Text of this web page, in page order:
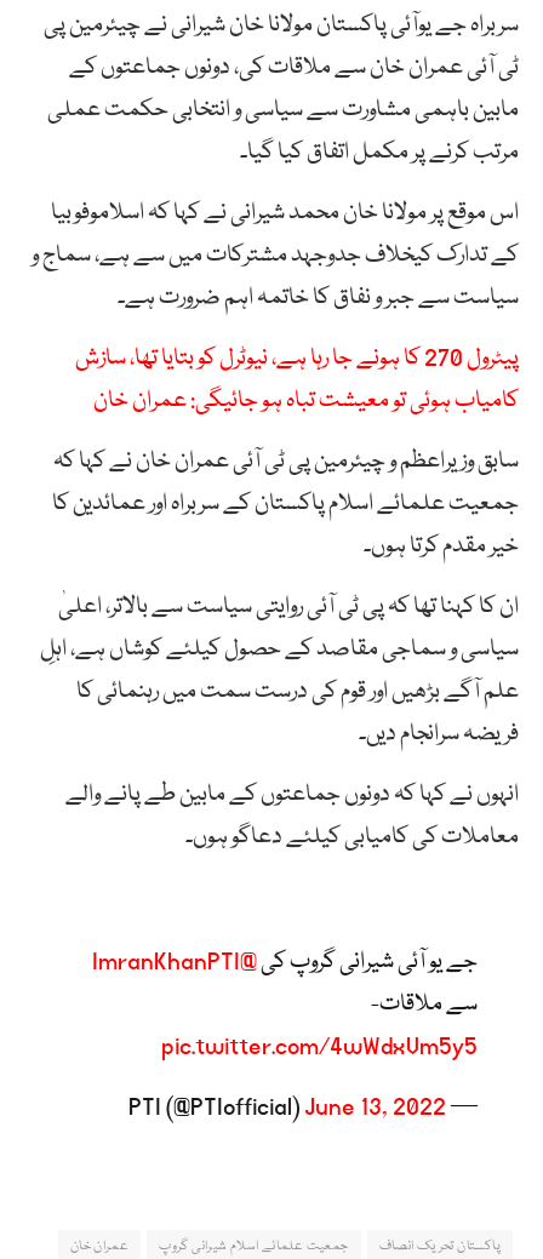
سربراہ جے یوآئی پاکستان مولانا خان شیرانی نے چیئرمین پی
ٹی آئی عمران خان سے ملاقات کی، دونوں جماعتوں کے
مابین باہمی مشاورت سے سیاسی و انتخابی حکمت عملی
مرتب کرنے پر مکمل اتفاق کیا گیا۔
اس موقع پر مولانا خان محمد شیرانی نے کہا کہ اسلاموفوبیا
کے تدارک کیخلاف جدوجہد مشترکات میں سے ہے، سماج و
سیاست سے جبر و نفاق کا خاتمہ اہم ضرورت ہے۔
پیٹرول 270 کا ہونے جا رہا ہے، نیوٹرل کو بتایا تھا، سازش
کامیاب ہوئی تو معیشت تباہ ہو جائیگی: عمران خان
سابق وزیراعظم و چیئرمین پی ٹی آئی عمران خان نے کہا کہ
جمعیت علمائے اسلام پاکستان کے سربراہ اور عمائدین کا
خیر مقدم کرتا ہوں۔
ان کا کہنا تھا کہ پی ٹی آئی روایتی سیاست سے بالاتر، اعلیٰ
سیاسی و سماجی مقاصد کے حصول کیلئے کوشاں ہے، اہلِ
علم آگے بڑھیں اور قوم کی درست سمت میں رہنمائی کا
فریضہ سرانجام دیں۔
انہوں نے کہا کہ دونوں جماعتوں کے مابین طے پانے والے
معاملات کی کامیابی کیلئے دعاگو ہوں۔
جے یو آئی شیرانی گروپ کی@ImranKhanPTI
سے ملاقات-
pic.twitter.com/4wWdxVm5y5
— PTI (@PTIofficial)
June 13, 2022
پاکستان تحریک انصاف جمعیت علمائے اسلام شیرانی گروپ عمران خان